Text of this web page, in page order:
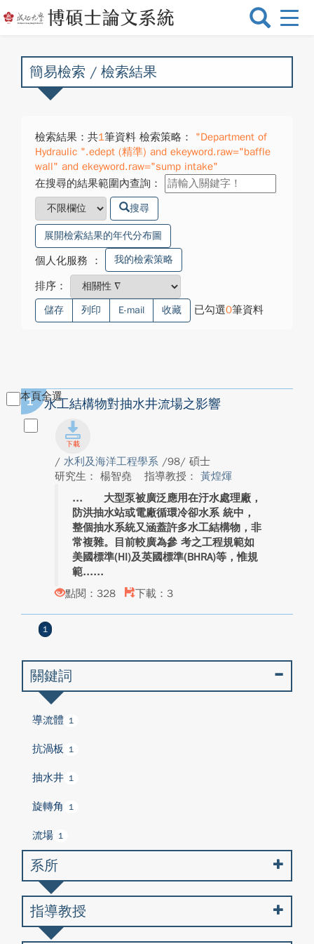
選
換
簡易檢索 / 檢索結果
檢索結果：共1筆資料 檢索策略：
"Department of
Hydraulic ".edept (精準) and ekeyword.raw="baffle
wall" and ekeyword.raw="sump intake"
在搜尋的結果範圍內查詢：
搜尋
展開檢索結果的年代分布圖
個人化服務 ： 我的檢索策略
排序：
儲存 列印 E-mail 收藏 已勾選0筆資料
本頁全選
1 水工結構物對抽水井流場之影響
/ 水利及海洋工程學系 /98/ 碩士
研究生： 楊智堯
指導教授： 黃煌煇
大型泵被廣泛應用在汙水處理廠，
防洪抽水站或電廠循環冷卻水系 統中，
整個抽水系統又涵蓋許多水工結構物，非
常複雜。目前較廣為參 考之工程規範如
美國標準(HI)及英國標準(BHRA)等，惟規
範...
點閱：328
下載：3
1
關鍵詞
導流體 1
抗渦板 1
抽水井 1
旋轉角 1
流場 1
系所
指導教授